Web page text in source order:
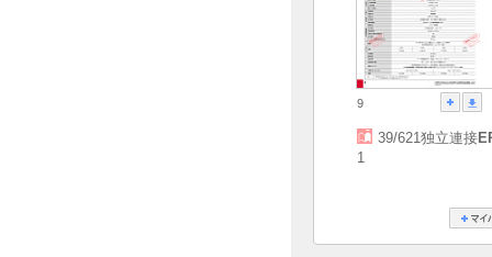
9
39/621独立連接
1